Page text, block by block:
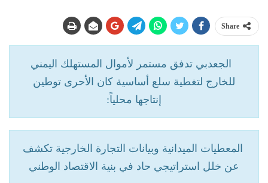
Share
الجعدبي تدفق مستمر لأموال المستهلك اليمني
للخارج لتغطية سلع أساسية كان الأحرى توطين
إنتاجها محلياً:
المعطيات الميدانية وبيانات التجارة الخارجية تكشف
عن خلل استراتيجي حاد في بنية الاقتصاد الوطني